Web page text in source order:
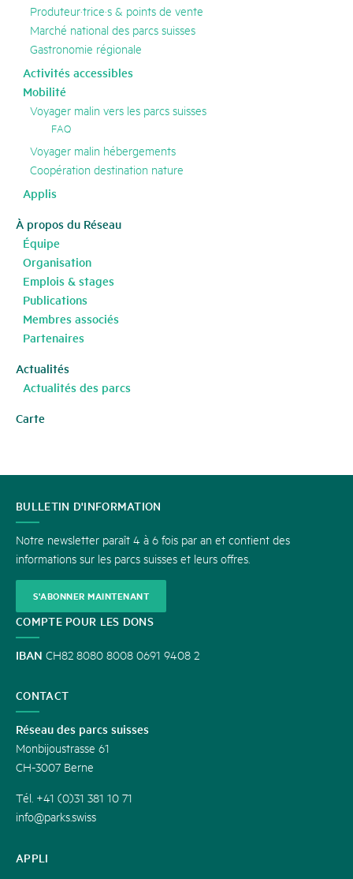
Produteur·trice·s & points de vente
Marché national des parcs suisses
Gastronomie régionale
Activités accessibles
Mobilité
Voyager malin vers les parcs suisses
FAQ
Voyager malin hébergements
Coopération destination nature
Applis
À propos du Réseau
Équipe
Organisation
Emplois & stages
Publications
Membres associés
Partenaires
Actualités
Actualités des parcs
Carte
CONTACT
APPLI
BULLETIN D'INFORMATION
Notre newsletter paraît 4 à 6 fois par an et contient des
informations sur les parcs suisses et leurs offres.
S'ABONNER MAINTENANT
COMPTE POUR LES DONS
IBAN CH82 8080 8008 0691 9408 2
CONTACT
Réseau des parcs suisses
Monbijoustrasse 61
CH-3007 Berne
Tél. +41 (0)31 381 10 71
info@parks.swiss